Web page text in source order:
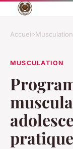
Accueil›Musculation
MUSCULATION